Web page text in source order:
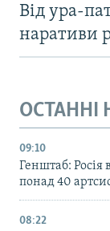
Від ура-
наративи
09:10
Генштаб: Росія
понад 40
08:22